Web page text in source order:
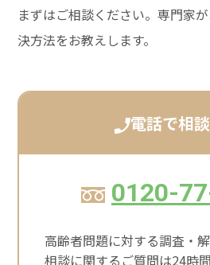
まずはご相談ください。専門家
決方法をお教えします。
電話で相
0120-
高齢者問題に対する調査・
相談に関するご質問は24時